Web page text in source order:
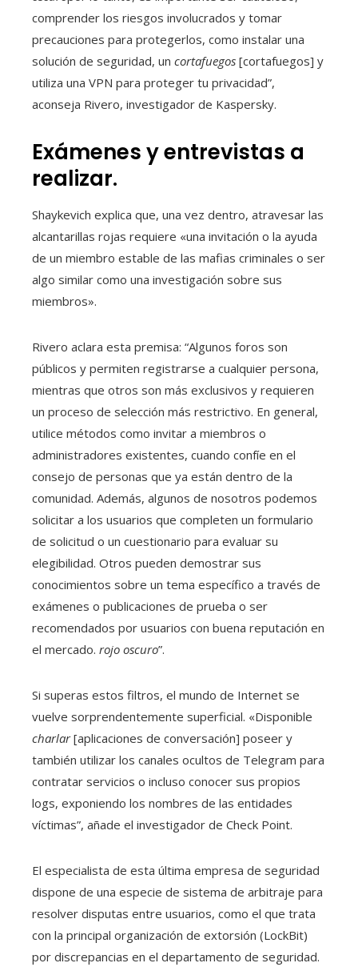
comprender los riesgos involucrados y tomar
precauciones para protegerlos, como instalar una
solución de seguridad, un cortafuegos [cortafuegos] y
utiliza una VPN para proteger tu privacidad”,
aconseja Rivero, investigador de Kaspersky.
Exámenes y entrevistas a
realizar.
Shaykevich explica que, una vez dentro, atravesar las
alcantarillas rojas requiere «una invitación o la ayuda
de un miembro estable de las mafias criminales o ser
algo similar como una investigación sobre sus
miembros».
Rivero aclara esta premisa: “Algunos foros son
públicos y permiten registrarse a cualquier persona,
mientras que otros son más exclusivos y requieren
un proceso de selección más restrictivo. En general,
utilice métodos como invitar a miembros o
administradores existentes, cuando confíe en el
consejo de personas que ya están dentro de la
comunidad. Además, algunos de nosotros podemos
solicitar a los usuarios que completen un formulario
de solicitud o un cuestionario para evaluar su
elegibilidad. Otros pueden demostrar sus
conocimientos sobre un tema específico a través de
exámenes o publicaciones de prueba o ser
recomendados por usuarios con buena reputación en
el mercado. rojo oscuro”.
Si superas estos filtros, el mundo de Internet se
vuelve sorprendentemente superficial. «Disponible
charlar[aplicaciones de conversación] poseer y
también utilizar los canales ocultos de Telegram para
contratar servicios o incluso conocer sus propios
logs, exponiendo los nombres de las entidades
víctimas”, añade el investigador de Check Point.
El especialista de esta última empresa de seguridad
dispone de una especie de sistema de arbitraje para
resolver disputas entre usuarios, como el que trata
con la principal organización de extorsión (LockBit)
por discrepancias en el departamento de seguridad.